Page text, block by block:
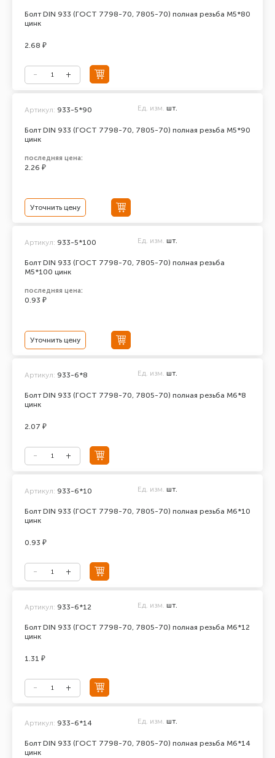
Болт DIN 933 (ГОСТ 7798-70, 7805-70) полная резьба М5*80
цинк
2.68 ₽
Болт DIN 933 (ГОСТ 7798-70, 7805-70) полная резьба М5*90
цинк
Артикул: 933-5*90 Ед. изм. шт.
последняя цена:
2.26 ₽
Уточнить цену
Болт DIN 933 (ГОСТ 7798-70, 7805-70) полная резьба
М5*100 цинк
Артикул: 933-5*100 Ед. изм. шт.
последняя цена:
0.93 ₽
Уточнить цену
Болт DIN 933 (ГОСТ 7798-70, 7805-70) полная резьба М6*8
цинк
Артикул: 933-6*8 Ед. изм. шт.
2.07 ₽
Болт DIN 933 (ГОСТ 7798-70, 7805-70) полная резьба М6*10
цинк
Артикул: 933-6*10 Ед. изм. шт.
0.93 ₽
Болт DIN 933 (ГОСТ 7798-70, 7805-70) полная резьба М6*12
цинк
Артикул: 933-6*12 Ед. изм. шт.
1.31 ₽
Болт DIN 933 (ГОСТ 7798-70, 7805-70) полная резьба М6*14
цинк
Артикул: 933-6*14 Ед. изм. шт.